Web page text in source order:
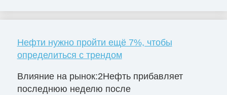
Нефти нужно пройти ещё 7%, чтобы
определиться с трендом
Влияние на рынок:2Нефть прибавляет
последнюю неделю после